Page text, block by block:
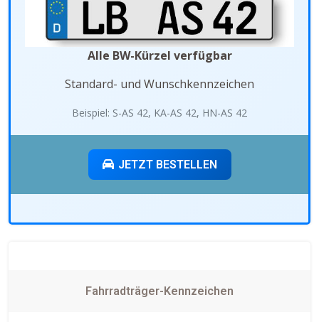
Alle BW-Kürzel verfügbar
Standard- und Wunschkennzeichen
Beispiel: S-AS 42, KA-AS 42, HN-AS 42
JETZT BESTELLEN
Fahrradträger-Kennzeichen